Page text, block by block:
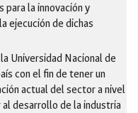
para la innovación y
ejecución de dichas
Universidad Nacional de
con el fin de tener un
actual del sector a nivel
desarrollo de la industria